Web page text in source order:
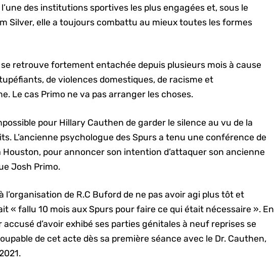
des institutions sportives les plus engagées et, sous le
Silver, elle a toujours combattu au mieux toutes les formes
retrouve fortement entachée depuis plusieurs mois à cause
de violences domestiques, de racisme et
Le cas Primo ne va pas arranger les choses.
pour Hillary Cauthen de garder le silence au vu de la
L’ancienne psychologue des Spurs a tenu une conférence de
Houston, pour annoncer son intention d’attaquer son ancienne
Josh Primo.
l’organisation de R.C Buford de ne pas avoir agi plus tôt et
« fallu 10 mois aux Spurs pour faire ce qui était nécessaire ». En
accusé d’avoir exhibé ses parties génitales à neuf reprises se
de cet acte dès sa première séance avec le Dr. Cauthen,